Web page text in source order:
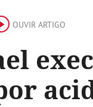
OUVIR ARTIGO